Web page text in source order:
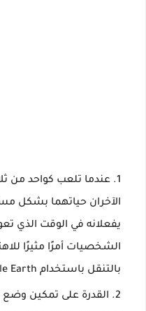
عندما تلعب كواحد من
الآخران حياتهما بشكل
يفعلانه في الوقت الذي
الشخصيات أمرًا مثيرًا
بالتنقل باستخدام Google Earth.
القدرة على تمكين